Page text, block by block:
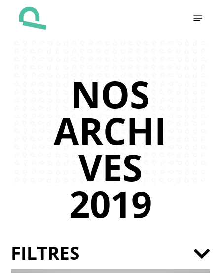
NOS
ARCHI
VES
2019
FILTRES